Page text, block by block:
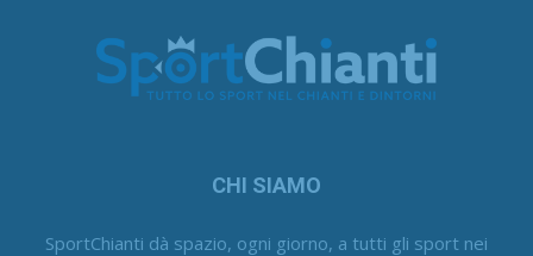
CHI SIAMO
SportChianti dà spazio, ogni giorno, a tutti gli sport nei